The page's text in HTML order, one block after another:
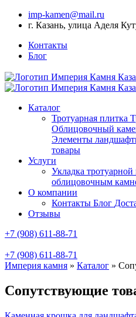
imp-kamen@mail.ru
г. Казань, улица Аделя
Контакты
Блог
Каталог
Тротуарная плитка
Облицовочный
Элементы
товары
Услуги
Укладка тротуарной
облицовочным
О компании
Контакты Блог
Отзывы
+7 (908) 611-88-71
+7 (908) 611-88-71
Империя камня » Каталог »
Сопутствующие